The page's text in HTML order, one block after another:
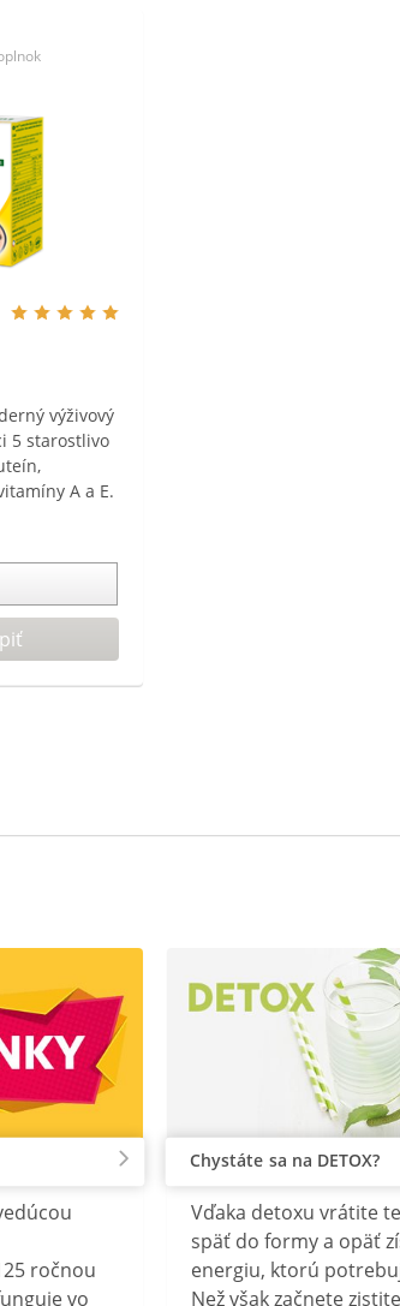
výživový
5 starostlivo
A a E.
ročnou
vo
Chystáte sa na DETOX?
Vďaka detoxu vrátite
späť do formy a opäť
energiu, ktorú
Než však začnete